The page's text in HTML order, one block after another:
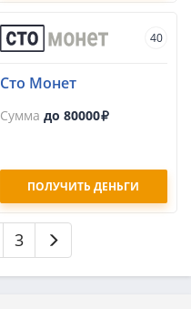
40
Сто Монет
Сумма до 80000
ПОЛУЧИТЬ ДЕНЬГИ
3